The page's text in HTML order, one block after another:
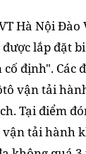
Hà Nội
lắp đặt
định". Các
vận tải
Tại điểm
vận tải hành